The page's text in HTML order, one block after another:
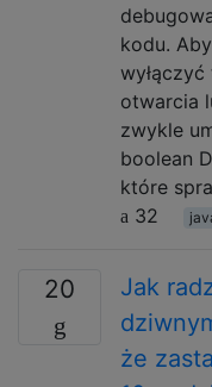
kodu.
otwarcia
zwykle
boolean
które
32
20
Jak
że